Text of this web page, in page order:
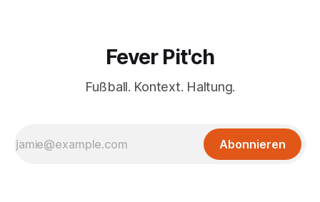
Fever Pit'ch
Fußball. Kontext. Haltung.
Abonnieren